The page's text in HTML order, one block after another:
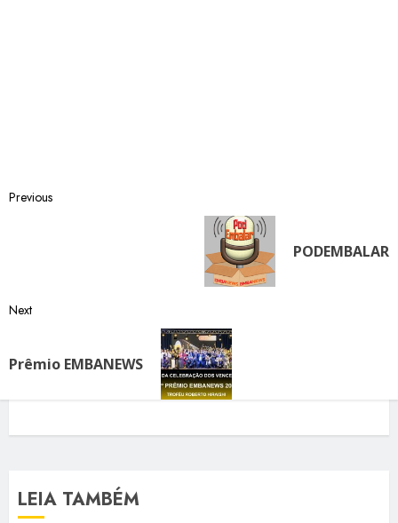
Post
Previous
PODEMBALAR
Next
post:
Prêmio EMBANEWS
LEIA TAMBÉM